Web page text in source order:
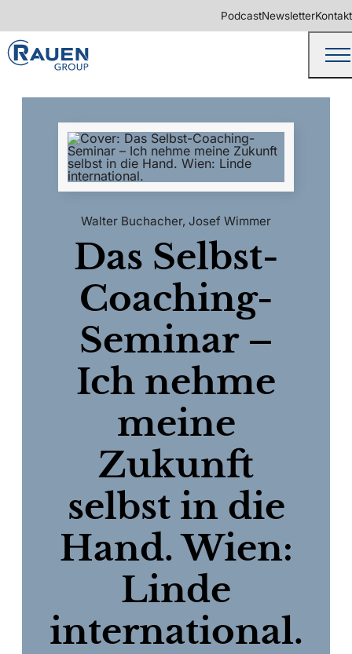
PodcastNewsletterKontakt
Walter Buchacher, Josef Wimmer
Das Selbst-
Coaching-
Seminar –
Ich nehme
meine
Zukunft
selbst in die
Hand. Wien:
Linde
international.